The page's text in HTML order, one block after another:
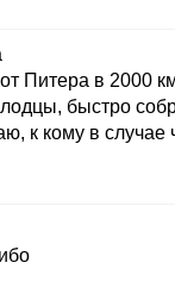
Питера в 2000
быстро
к кому в случае